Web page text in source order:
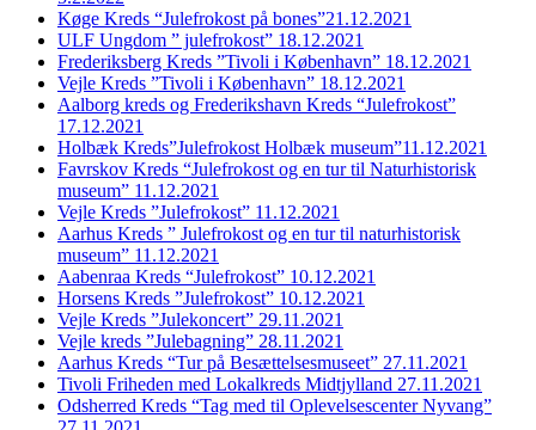
Køge Kreds “Julefrokost på bones”21.12.2021
ULF Ungdom ” julefrokost” 18.12.2021
Frederiksberg Kreds ”Tivoli i København” 18.12.2021
Vejle Kreds ”Tivoli i København” 18.12.2021
Aalborg kreds og Frederikshavn Kreds “Julefrokost”
17.12.2021
Holbæk Kreds”Julefrokost Holbæk museum”11.12.2021
Favrskov Kreds “Julefrokost og en tur til Naturhistorisk
museum” 11.12.2021
Vejle Kreds ”Julefrokost” 11.12.2021
Aarhus Kreds ” Julefrokost og en tur til naturhistorisk
museum” 11.12.2021
Aabenraa Kreds “Julefrokost” 10.12.2021
Horsens Kreds ”Julefrokost” 10.12.2021
Vejle Kreds ”Julekoncert” 29.11.2021
Vejle kreds ”Julebagning” 28.11.2021
Aarhus Kreds “Tur på Besættelsesmuseet” 27.11.2021
Tivoli Friheden med Lokalkreds Midtjylland 27.11.2021
Odsherred Kreds “Tag med til Oplevelsescenter Nyvang”